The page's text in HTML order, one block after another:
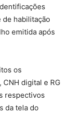
habilitação
emitida após
os
digital e RG
respectivos
da tela do